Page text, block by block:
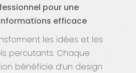
pour une
efficace
les idées et les
percutants. Chaque
bénéficie d’un design